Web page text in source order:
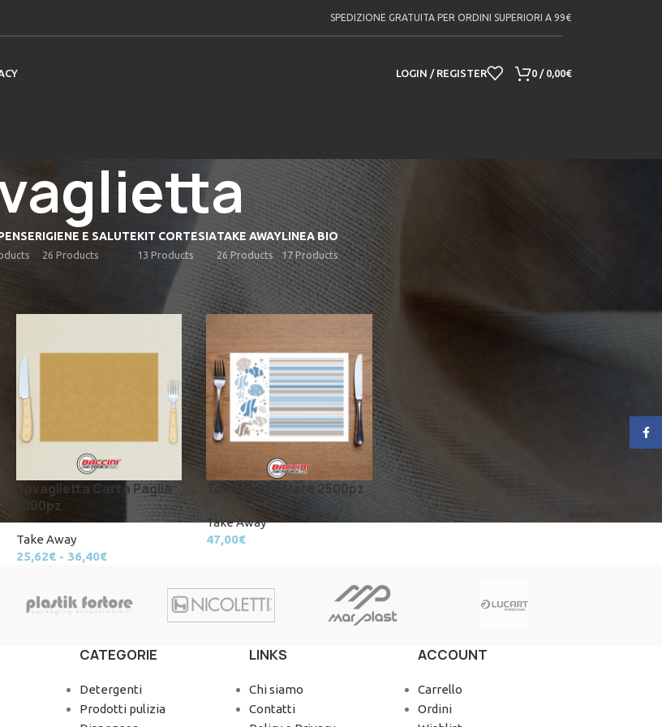
SPEDIZIONE GRATUITA PER ORDINI SUPERIORI A 99€
LOGIN / REGISTER 0 / 0,00€
IGIENE E SALUTE
26 Products
KIT CORTESIA
13 Products
TAKE AWAY
26 Products
LINEA BIO
17 Products
Show 9 12 18 24
Tovaglietta Carta Paglia
1000pz
Take Away
25,62€ - 36,40€
Tovaglietta Mare 2500pz
Take Away
47,00€
CATEGORIE
Detergenti
Prodotti pulizia
LINKS
Chi siamo
Contatti
ACCOUNT
Carrello
Ordini